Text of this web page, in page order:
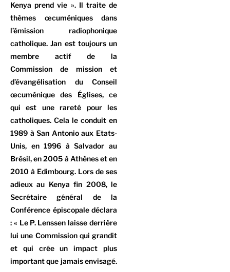
Kenya prend vie ». Il traite de
thèmes œcuméniques dans
l’émission radiophonique
catholique. Jan est toujours un
membre actif de la
Commission de mission et
d’évangélisation du Conseil
œcuménique des Églises, ce
qui est une rareté pour les
catholiques. Cela le conduit en
1989 à San Antonio aux Etats-
Unis, en 1996 à Salvador au
Brésil, en 2005 à Athènes et en
2010 à Edimbourg. Lors de ses
adieux au Kenya fin 2008, le
Secrétaire général de la
Conférence épiscopale déclara
: « Le P. Lenssen laisse derrière
lui une Commission qui grandit
et qui crée un impact plus
important que jamais envisagé.